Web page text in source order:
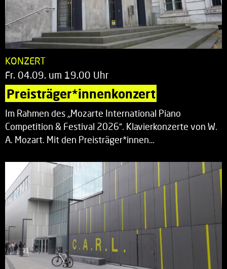
KONZERT
Fr. 04.09. um 19.00 Uhr
Preisträger*innenkonzert
Im Rahmen des „Mozarte International Piano
Competition & Festival 2026“. Klavierkonzerte von W.
A. Mozart. Mit den Preisträger*innen…